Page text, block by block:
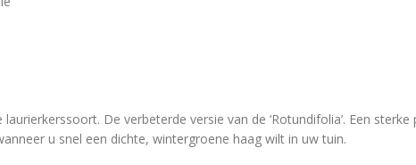
De verbeterde versie van de ‘Rotundifolia’. Een
u snel een dichte, wintergroene haag wilt in uw tuin.